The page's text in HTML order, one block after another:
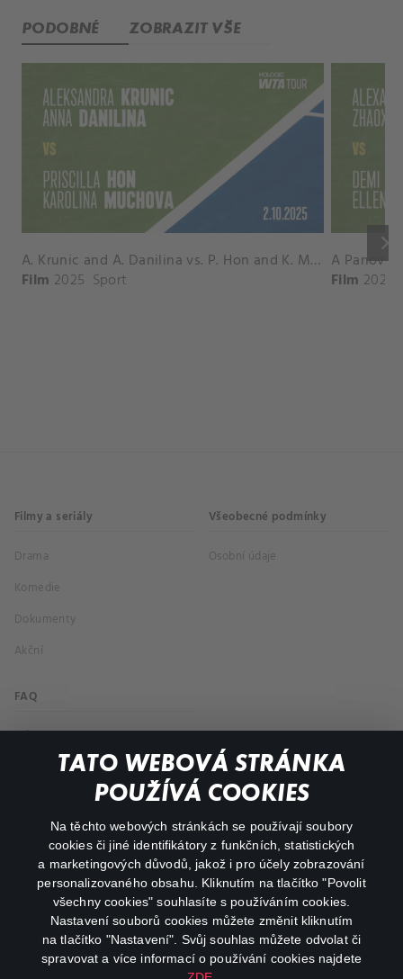
TATO WEBOVÁ STRÁNKA
POUŽÍVÁ COOKIES
Na těchto webových stránkách se používají soubory
cookies či jiné identifikátory z funkčních, statistických
a marketingových důvodů, jakož i pro účely zobrazování
personalizovaného obsahu. Kliknutím na tlačítko "Povolit
všechny cookies" souhlasíte s používáním cookies.
Nastavení souborů cookies můžete změnit kliknutím
na tlačítko "Nastavení". Svůj souhlas můžete odvolat či
spravovat a více informací o používání cookies najdete
PODOBNÉ ZOBRAZIT VŠE
keyboard_arrow_right
A. Krunic and A. Danilina vs. P. Hon and K. Muchova Match Highlights - BEIJING_Capital Group Diamond ( October 02, 2025)
Film 2025 Sport Film 2026
Filmy a seriály
Drama
Komedie
Dokumenty
Akční
Všeobecné podmínky
Osobní údaje
FAQ
Můj účet
Důležité odkazy
facebookinstagram
youtube